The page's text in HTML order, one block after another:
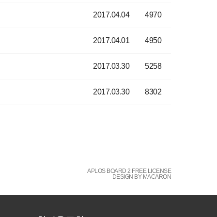
2017.04.04 4970
2017.04.01 4950
2017.03.30 5258
2017.03.30 8302
APLOS BOARD 2 FREE LICENSE
DESIGN BY MACARON